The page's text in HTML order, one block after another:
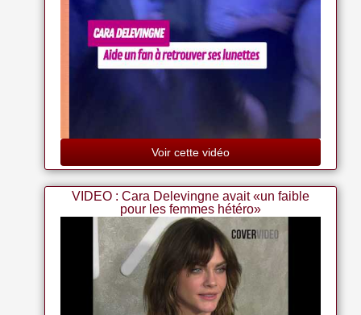
Voir cette vidéo
VIDEO : Cara Delevingne avait «un faible
pour les femmes hétéro»